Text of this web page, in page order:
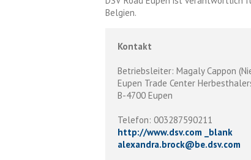
Belgien.
Kontakt
Betriebsleiter: Magaly Cappon
Eupen Trade Center
B-4700 Eupen
Telefon: 003287590211
http://www.dsv.com _blank
alexandra.brock@be.dsv.com